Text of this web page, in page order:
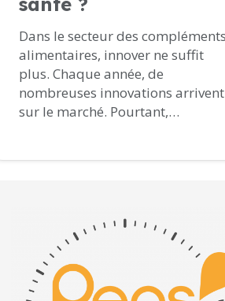
Dans le secteur des compléments
alimentaires, innover ne suffit
plus. Chaque année, de
nombreuses innovations arrivent
sur le marché. Pourtant,…